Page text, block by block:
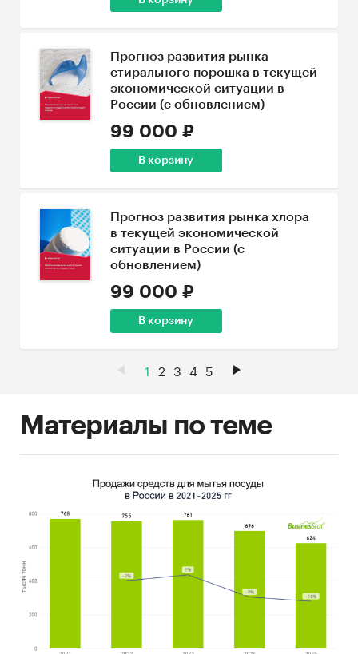
Прогноз развития рынка
стирального порошка в текущей
экономической ситуации в
России (с обновлением)
99 000 ₽
В корзину
Прогноз развития рынка хлора
в текущей экономической
ситуации в России (с
обновлением)
99 000 ₽
В корзину
1 2 3 4 5
Материалы по теме